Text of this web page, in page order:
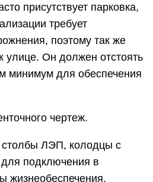
присутствует парковка,
требует
поэтому так же
улице. Он должен отстоять
минимум для обеспечения
чертеж.
ЛЭП, колодцы с
подключения в
жизнеобеспечения.